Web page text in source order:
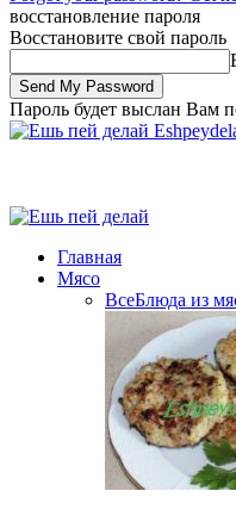
восстановление пароля
Восстановите свой пароль
Пароль будет выслан Вам
Главная
Мясо
ВсеБлюда из